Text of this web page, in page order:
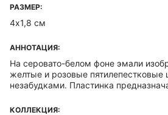
РАЗМЕР:
4х1,8 см
АННОТАЦИЯ:
На серовато-белом фоне эмали
желтые и розовые пятилепестковые
незабудками. Пластинка
КОЛЛЕКЦИЯ: